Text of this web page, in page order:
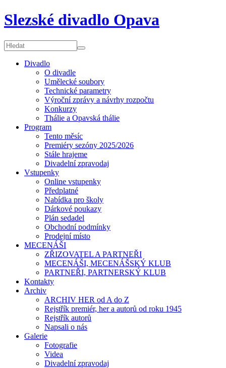
Slezské divadlo Opava
Divadlo
O divadle
Umělecké soubory
Technické parametry
Výroční zprávy a návrhy rozpočtu
Konkurzy
Thálie a Opavská thálie
Program
Tento měsíc
Premiéry sezóny 2025/2026
Stále hrajeme
Divadelní zpravodaj
Vstupenky
Online vstupenky
Předplatné
Nabídka pro školy
Dárkové poukazy
Plán sedadel
Obchodní podmínky
Prodejní místo
MECENÁŠI
ZŘIZOVATEL A PARTNEŘI
MECENÁŠI, MECENÁŠSKÝ KLUB
PARTNEŘI, PARTNERSKÝ KLUB
Kontakty
Archiv
ARCHIV HER od A do Z
Rejstřík premiér, her a autorů od roku 1945
Rejstřík autorů
Napsali o nás
Galerie
Fotografie
Videa
Divadelní zpravodaj